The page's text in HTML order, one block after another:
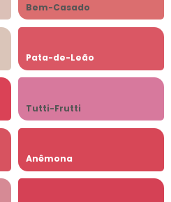
Bem-Casado
Pata-de-Leão
Tutti-Frutti
Anêmona